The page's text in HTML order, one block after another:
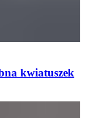
kwiatuszek